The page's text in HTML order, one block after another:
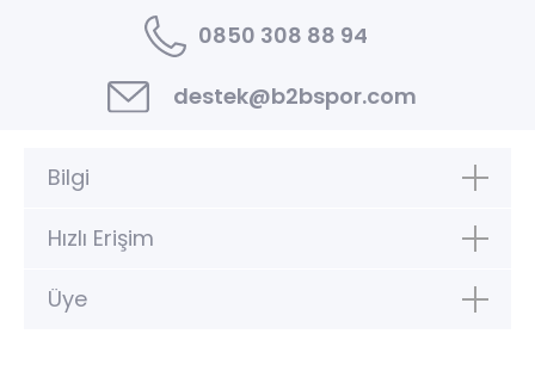
0850 308 88 94
destek@b2bspor.com
Bilgi
Hızlı Erişim
Üye